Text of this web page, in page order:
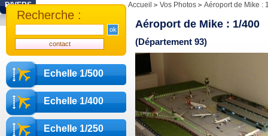
DIVERS
Echelle 1/500
Echelle 1/400
Echelle 1/250
Recherche :
Accueil Vos Photos Aéroport de Mike :
Aéroport de Mike : 1/400
(Département 93)